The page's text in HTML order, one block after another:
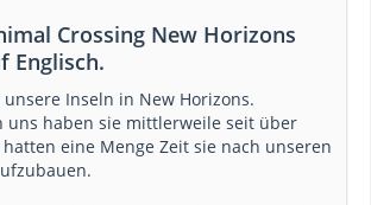
Crossing New Horizons
Englisch.
Inseln in New Horizons.
uns haben sie mittlerweile seit über
eine Menge Zeit sie nach unseren